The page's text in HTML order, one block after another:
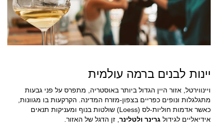
יינות לבנים ברמה עולמית
ויינווירטל, אזור היין הגדול ביותר באוסטריה, מתפרס על פני גבעות
מתגלגלות ונופים כפריים בצפון-מזרח המדינה. הקרקעות בו מגוונות,
כאשר אדמות חוליות-לס (Loess) שולטות בנוף ומעניקות תנאים
אידיאליים לגידול גרינר ולטלינר, זן הדגל של האזור.